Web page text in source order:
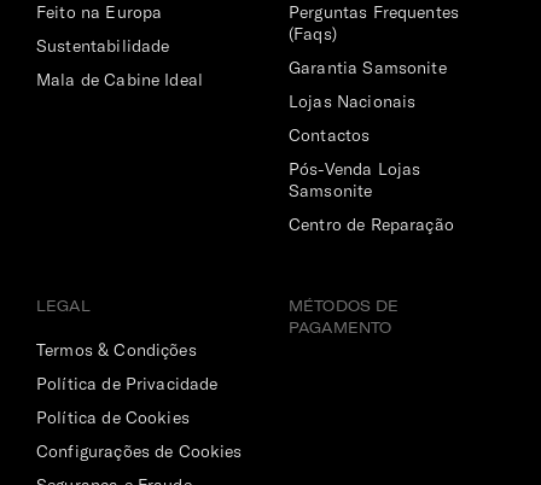
Excelente abertura. Com organização ampla e com
elásticos.
Acolchoado para transportar o portátil e tablet em
Porta-Chaves
Bolso | Telemóvel
Sim
Dimensões Ecrã | Portátil
Feito na Europa
Sustentabilidade
Mala de Cabine Ideal
Perguntas Frequentes
(Faqs)
Garantia Samsonite
Lojas Nacionais
Contactos
Pós-Venda Lojas
Samsonite
Centro de Reparação
LEGAL
Termos & Condições
Política de Privacidade
Política de Cookies
Configurações de Cookies
MÉTODOS DE
PAGAMENTO